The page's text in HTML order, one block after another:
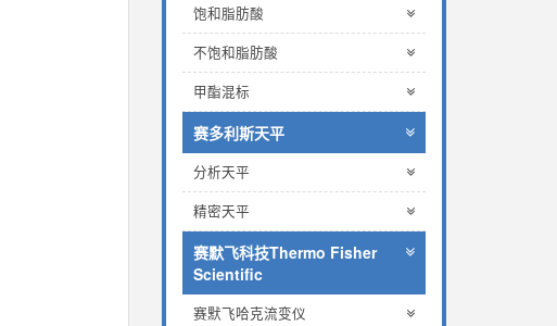
饱和脂肪酸
不饱和脂肪酸
甲酯混标
赛多利斯天平
分析天平
精密天平
赛默飞科技Thermo Fisher
Scientific
赛默飞哈克流变仪